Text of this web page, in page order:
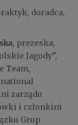
doradca,
, prezeska,
Jagody”,
Team,
zarządu
i członkini
Grup